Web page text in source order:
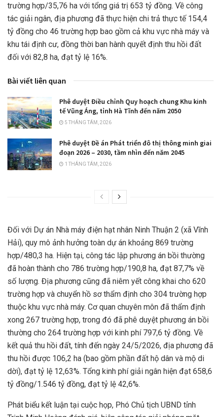
trường hợp/35,76 ha với tổng giá trị 653 tỷ đồng. Về công
tác giải ngân, địa phương đã thực hiện chi trả thực tế 154,4
tỷ đồng cho 46 trường hợp bao gồm cả khu vực nhà máy và
khu tái định cư, đồng thời ban hành quyết định thu hồi đất
đối với 82,8 ha, đạt tỷ lệ 16%.
Bài viết liên quan
Phê duyệt Điều chỉnh Quy hoạch chung Khu kinh
tế Vũng Áng, tỉnh Hà Tĩnh đến năm 2050
5 THÁNG TÁM, 2026
Phê duyệt Đề án Phát triển đô thị thông minh giai
đoạn 2026 – 2030, tầm nhìn đến năm 2045
1 THÁNG TÁM, 2026
Đối với Dự án Nhà máy điện hạt nhân Ninh Thuận 2 (xã Vĩnh
Hải), quy mô ảnh hưởng toàn dự án khoảng 869 trường
hợp/480,3 ha. Hiện tại, công tác lập phương án bồi thường
đã hoàn thành cho 786 trường hợp/190,8 ha, đạt 87,7% về
số lượng. Địa phương cũng đã niêm yết công khai cho 620
trường hợp và chuyển hồ sơ thẩm định cho 304 trường hợp
thuộc khu vực nhà máy. Cơ quan chuyên môn đã thẩm định
xong 267 trường hợp, trong đó đã phê duyệt phương án bồi
thường cho 264 trường hợp với kinh phí 797,6 tỷ đồng. Về
kết quả thu hồi đất, tính đến ngày 24/5/2026, địa phương đã
thu hồi được 106,2 ha (bao gồm phần đất hộ dân và mộ di
dời), đạt tỷ lệ 12,63%. Tổng kinh phí giải ngân hiện đạt 658,6
tỷ đồng/1.546 tỷ đồng, đạt tỷ lệ 42,6%.
Phát biểu kết luận tại cuộc họp, Phó Chủ tịch UBND tỉnh